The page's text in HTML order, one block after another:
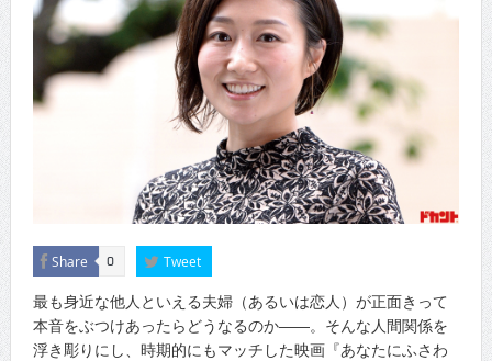
CINEMA×STYLE 293号
Share 0 Tweet
最も身近な他人といえる夫婦（あるいは恋人）が正面きって
本音をぶつけあったらどうなるのか――。そんな人間関係を
浮き彫りにし、時期的にもマッチした映画『あなたにふさわ